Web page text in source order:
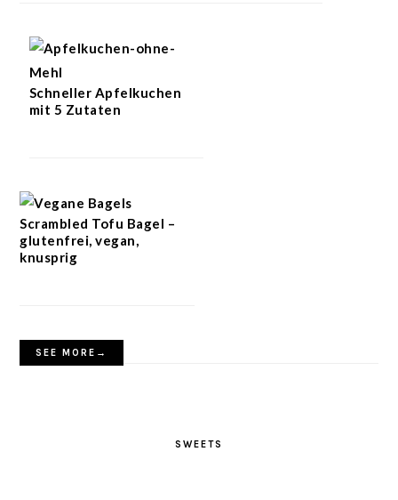
Schneller Apfelkuchen
mit 5 Zutaten
Scrambled Tofu Bagel –
glutenfrei, vegan,
knusprig
SEE MORE→
SWEETS